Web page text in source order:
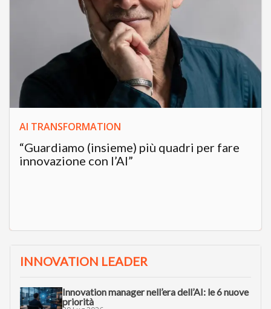
AI TRANSFORMATION
“Guardiamo (insieme) più quadri per fare
innovazione con l’AI”
INNOVATION LEADER
Innovation manager nell’era dell’AI: le 6 nuove
priorità